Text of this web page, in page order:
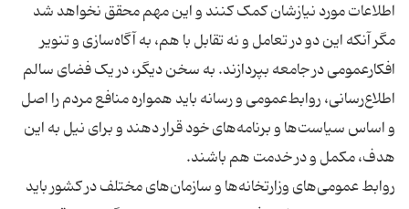
اطلاعات مورد نیازشان کمک کنند و این مهم محقق نخواهد شد
مگر آنکه این دو در تعامل و نه تقابل با هم، به آگاه‌سازی‌ و تنویر
افکار‌عمومی در جامعه بپردازند. به سخن دیگر، در یک فضای سالم
اطلاع‌رسانی، روابط‌عمومی و رسانه باید همواره منافع مردم را اصل
و اساس سیاست‌ها و برنامه‌های خود قرار دهند و برای نیل به این
روابط عمومی‌های وزارتخانه‌ها و سازمان‌های مختلف در کشور باید